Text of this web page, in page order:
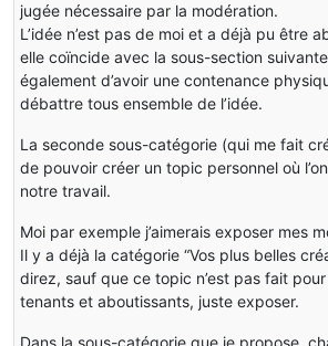
jugée nécessaire par la modération.
L’idée n’est pas de moi et a déjà pu être
elle coïncide avec la sous-section
également d’avoir une contenance
débattre tous ensemble de l’idée.
La seconde sous-catégorie (qui me fait
de pouvoir créer un topic personnel où
notre travail.
Moi par exemple j’aimerais exposer mes
Il y a déjà la catégorie “Vos plus belles
direz, sauf que ce topic n’est pas fait
tenants et aboutissants, juste exposer.